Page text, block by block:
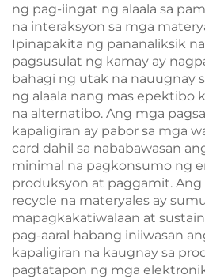
ng pag-iingat ng alaala sa
na interaksyon sa mga
Ipinapakita ng pananaliksik
pagsusulat ng kamay ay
bahagi ng utak na nauugnay
ng alaala nang mas epektibo
na alternatibo. Ang mga
kapaligiran ay pabor sa mga
card dahil sa nababawasan
minimal na pagkonsumo ng
produksyon at paggamit. Ang
recycle na materyales ay
mapagkakatiwalaan at
pag-aaral habang iniiwasan
kapaligiran na kaugnay sa
pagtatapon ng mga